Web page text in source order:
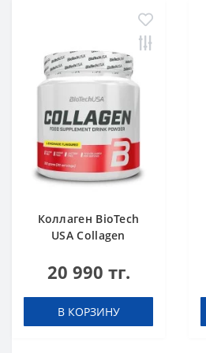
Коллаген BioTech
USA Collagen
20 990 тг.
В КОРЗИНУ